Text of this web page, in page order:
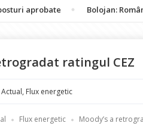
Bolojan: România nu
ratingul CEZ
Categorii
Actual, Flux energetic
Flux energetic Moody’s a